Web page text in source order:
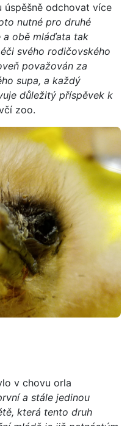
odchovat více
nutné pro druhé
a obě mláďata tak
svého rodičovského
považován za
supa, a každý
důležitý příspěvek k
zoo.
v chovu orla
a stále jedinou
která tento druh